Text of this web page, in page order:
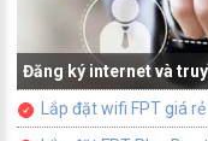
Đăng ký internet và
Lắp đặt wifi FPT giá